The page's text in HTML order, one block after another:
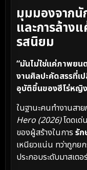
มุมมองจาก
และการล้าง
รสนิยม
“มันไม่ใช่แค่ภาพยน
งานศิลปะคัดสรรที่เ
อุบัติขึ้นของฮีโร่หญิ
ในฐานะคนทำงานสา
Hero (2026)โดดเด่
ของผู้สร้างในการ รั
เหนียวแน่น ทว่าถูกย
ประกอบระดับมาสเตอ